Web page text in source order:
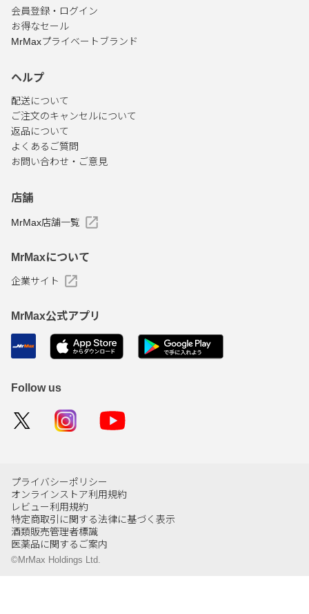
会員登録・ログイン
お得なセール
MrMaxプライベートブランド
ヘルプ
配送について
ご注文のキャンセルについて
返品について
よくあるご質問
お問い合わせ・ご意見
店舗
MrMax店舗一覧
MrMaxについて
企業サイト
MrMax公式アプリ
Follow us
プライバシーポリシー
オンラインストア利用規約
レビュー利用規約
特定商取引に関する法律に基づく表示
酒類販売管理者標識
医薬品に関するご案内
©MrMax Holdings Ltd.